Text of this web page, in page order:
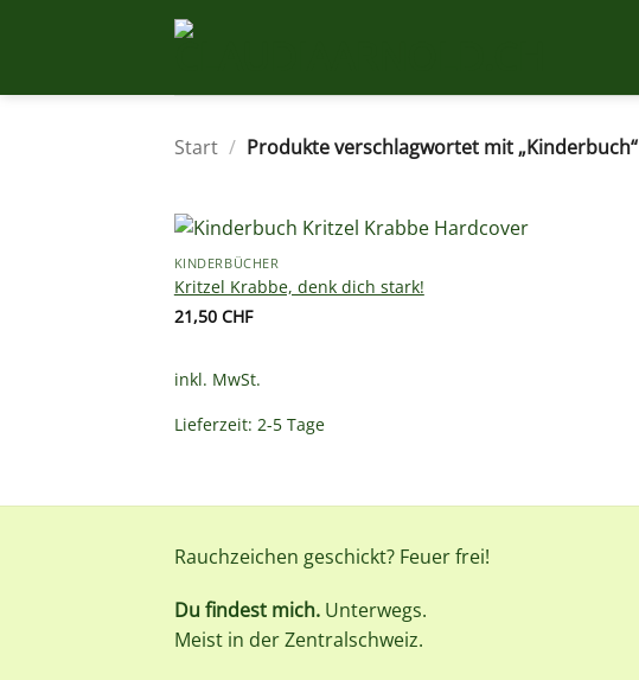
Start / Produkte verschlagwortet mit „Kinderbuch“
KINDERBÜCHER
Kritzel Krabbe, denk dich stark!
21,50 CHF
inkl. MwSt.
Lieferzeit: 2-5 Tage
Rauchzeichen geschickt? Feuer frei!
Du findest mich. Unterwegs.
Meist in der Zentralschweiz.